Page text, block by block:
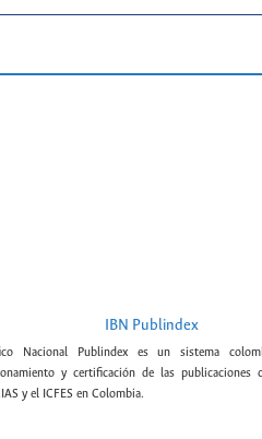
IBN Publindex
Nacional Publindex es un sistema
y certificación de las publicaciones
y el ICFES en Colombia.